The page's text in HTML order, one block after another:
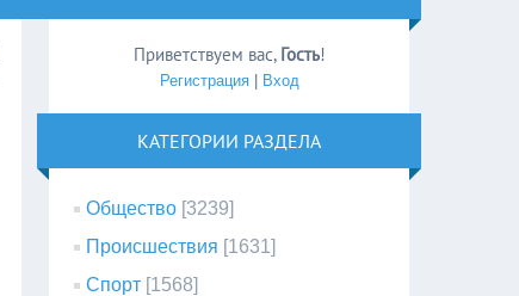
Приветствуем вас, Гость!
Регистрация| Вход
КАТЕГОРИИ РАЗДЕЛА
Общество [3239]
Происшествия [1631]
Спорт [1568]